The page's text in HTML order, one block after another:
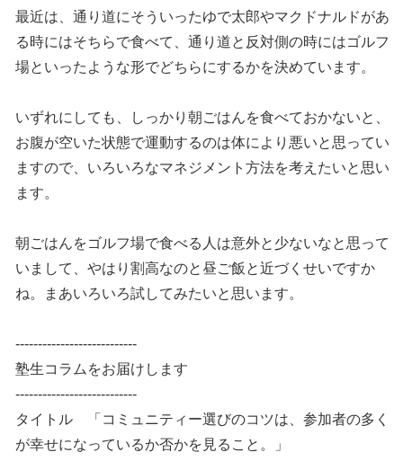
最近は、通り道にそういったゆで太郎やマクドナルドがあ
る時にはそちらで食べて、通り道と反対側の時にはゴルフ
場といったような形でどちらにするかを決めています。
いずれにしても、しっかり朝ごはんを食べておかないと、
お腹が空いた状態で運動するのは体により悪いと思ってい
ますので、いろいろなマネジメント方法を考えたいと思い
ます。
朝ごはんをゴルフ場で食べる人は意外と少ないなと思って
いまして、やはり割高なのと昼ご飯と近づくせいですか
ね。まあいろいろ試してみたいと思います。
---------------------------
塾生コラムをお届けします
---------------------------
タイトル 「コミュニティー選びのコツは、参加者の多く
が幸せになっているか否かを見ること。」